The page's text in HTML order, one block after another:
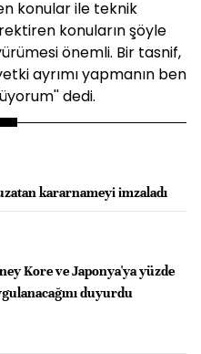
konular ile teknik
konuların şöyle
önemli. Bir tasnif,
ayrımı yapmanın ben
dedi.
kararnameyi imzaladı
Kore ve Japonya'ya yüzde
duyurdu